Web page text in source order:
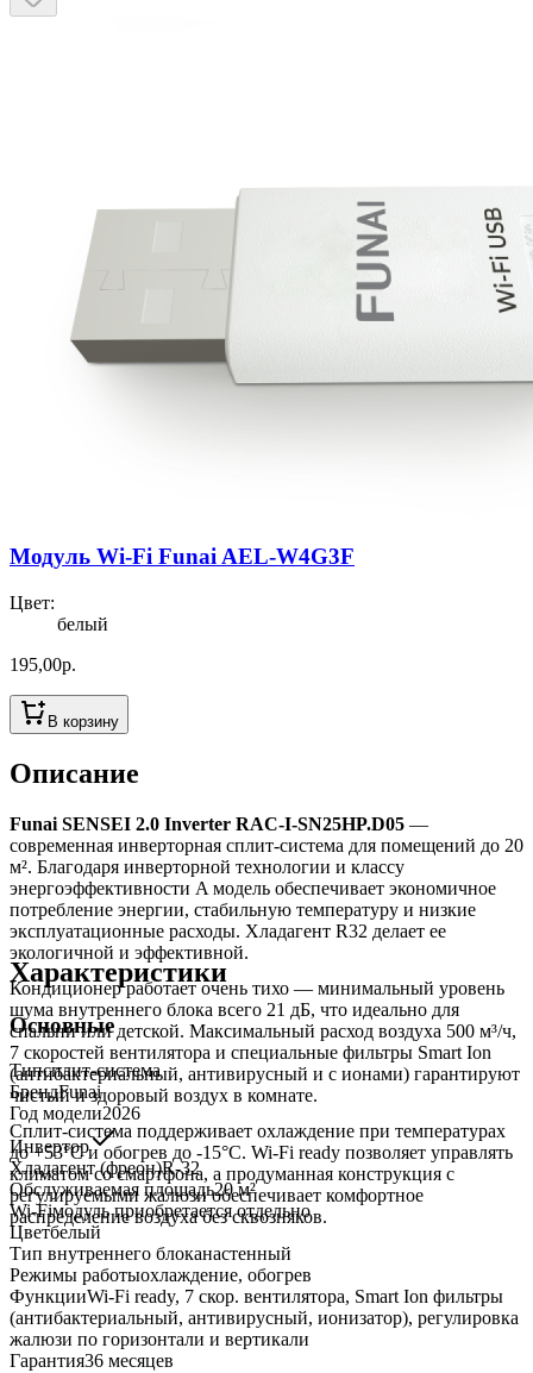
Модуль Wi-Fi Funai AEL-W4G3F
Цвет:
белый
195,00р.
В корзину
Описание
Funai SENSEI 2.0 Inverter RAC-I-SN25HP.D05 —
современная инверторная сплит-система для помещений до 20
м². Благодаря инверторной технологии и классу
энергоэффективности A модель обеспечивает экономичное
потребление энергии, стабильную температуру и низкие
эксплуатационные расходы. Хладагент R32 делает ее
экологичной и эффективной.
Кондиционер работает очень тихо — минимальный уровень
шума внутреннего блока всего 21 дБ, что идеально для
спальни или детской. Максимальный расход воздуха 500 м³/ч,
7 скоростей вентилятора и специальные фильтры Smart Ion
(антибактериальный, антивирусный и с ионами) гарантируют
чистый и здоровый воздух в комнате.
Сплит-система поддерживает охлаждение при температурах
до +53°C и обогрев до -15°C. Wi-Fi ready позволяет управлять
климатом со смартфона, а продуманная конструкция с
регулируемыми жалюзи обеспечивает комфортное
распределение воздуха без сквозняков.
Характеристики
Основные
Типсплит-система
БрендFunai
Год модели2026
Инвертор
Хладагент (фреон)R-32
Обслуживаемая площадь20м²
Wi-Fiмодуль приобретается отдельно
Цветбелый
Тип внутреннего блоканастенный
Режимы работыохлаждение, обогрев
ФункцииWi-Fi ready, 7 скор. вентилятора, Smart Ion фильтры
(антибактериальный, антивирусный, ионизатор), регулировка
жалюзи по горизонтали и вертикали
Гарантия36 месяцев